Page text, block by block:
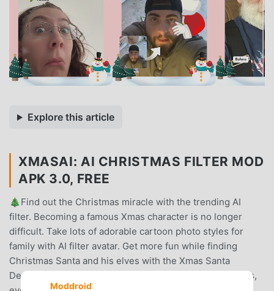
Explore this article
XMASAI: AI CHRISTMAS FILTER MOD
APK 3.0, FREE
🎄Find out the Christmas miracle with the trending AI
filter. Becoming a famous Xmas character is no longer
difficult. Take lots of adorable cartoon photo styles for
family with AI filter avatar. Get more fun while finding
Christmas Santa and his elves with the Xmas Santa
Detector app. Explore your own Christmas Gift List ideas,
Moddroid